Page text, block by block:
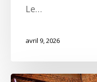
Le…
avril 9, 2026